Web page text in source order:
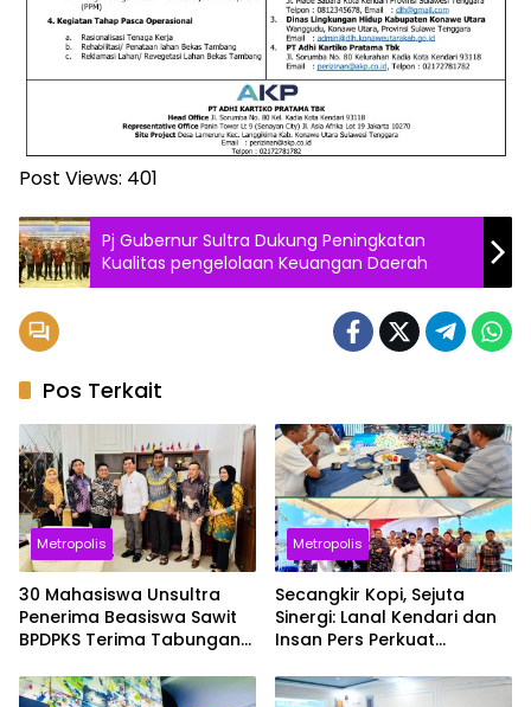
Post Views: 401
Pj Gubernur Sultra Dukung Peningkatan
Kualitas pengelolaan Keuangan Daerah
Pos Terkait
Metropolis
30 Mahasiswa Unsultra
Penerima Beasiswa Sawit
BPDPKS Terima Tabungan
SDM Unggul
Metropolis
Secangkir Kopi, Sejuta
Sinergi: Lanal Kendari dan
Insan Pers Perkuat